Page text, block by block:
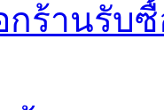
กร้านรับ